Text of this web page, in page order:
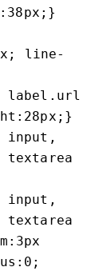
line-
label.url
input,
textarea
input,
textarea